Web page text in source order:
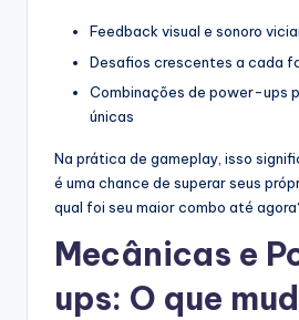
Feedback visual e sonoro
Desafios crescentes a cada
Combinações de power-ups
únicas
Na prática de gameplay, isso
é uma chance de superar seus
qual foi seu maior combo até
Mecânicas e
ups: O que